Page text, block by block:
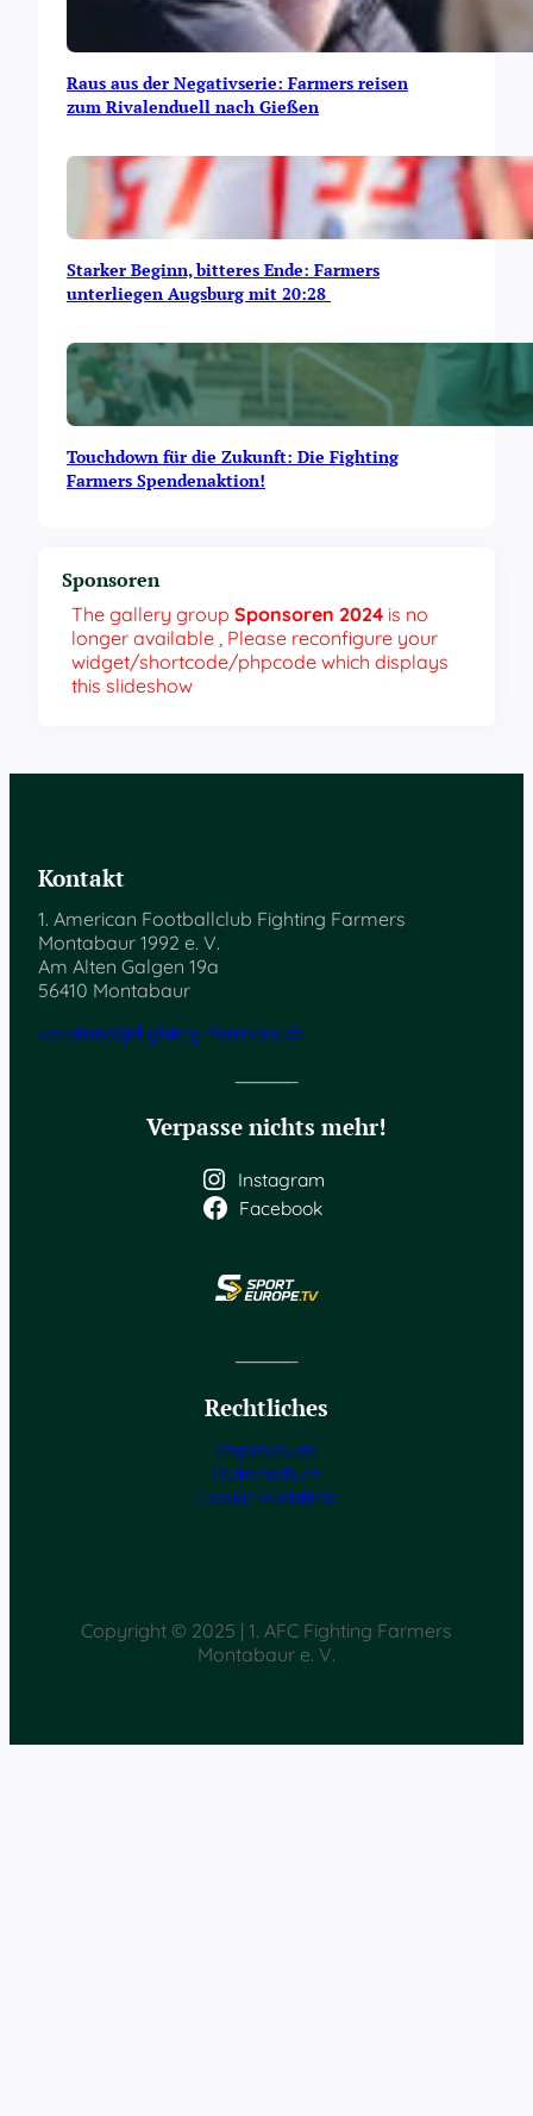
Raus aus der Negativserie: Farmers reisen
zum Rivalenduell nach Gießen
Starker Beginn, bitteres Ende: Farmers
unterliegen Augsburg mit 20:28
Touchdown für die Zukunft: Die Fighting
Farmers Spendenaktion!
Sponsoren
The gallery group Sponsoren 2024 is no
longer available , Please reconfigure your
widget/shortcode/phpcode which displays
this slideshow
Kontakt
1. American Footballclub Fighting Farmers
Montabaur 1992 e. V.
Am Alten Galgen 19a
56410 Montabaur
vorstand@fighting-farmers.de
Verpasse nichts mehr!
Instagram
Facebook
Rechtliches
Impressum
Datenschutz
Cookie-Richtlinie
Copyright © 2025 | 1. AFC Fighting Farmers
Montabaur e. V.